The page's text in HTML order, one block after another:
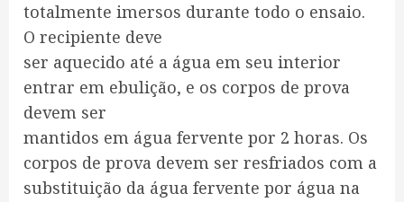
totalmente imersos durante todo o ensaio.
O recipiente deve
ser aquecido até a água em seu interior
entrar em ebulição, e os corpos de prova
devem ser
mantidos em água fervente por 2 horas. Os
corpos de prova devem ser resfriados com a
substituição da água fervente por água na